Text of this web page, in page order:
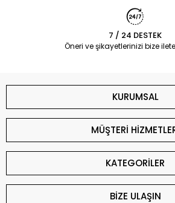
7 / 24 DESTEK
Öneri ve şikayetlerinizi bize
KURUMSAL
MÜŞTERİ
KATEGORİLER
BİZE ULAŞIN